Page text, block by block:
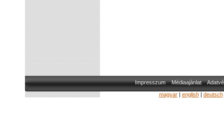
Impresszum Médiaajánlat
magyar| english| deutsch